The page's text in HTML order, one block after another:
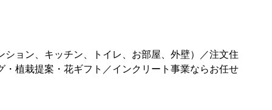
ョン、キッチン、トイレ、お部屋、外壁）／注文住
植栽提案・花ギフト／インクリート事業ならお任せ